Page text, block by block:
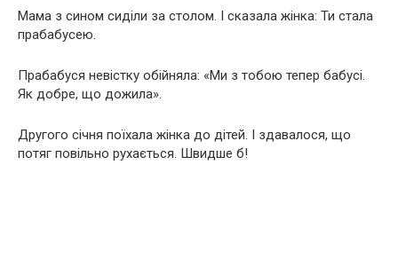
Мама з сином сиділи за столом. І сказала жінка: Ти стала
прабабусею.
Прабабуся невістку обійняла: «Ми з тобою тепер бабусі.
Як добре, що дожила».
Другого січня поїхала жінка до дітей. І здавалося, що
потяг повільно рухається. Швидше б!